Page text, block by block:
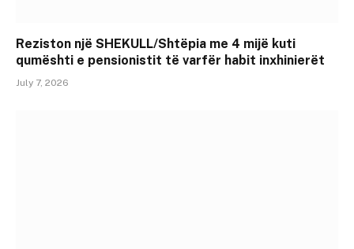
Reziston një SHEKULL/Shtëpia me 4 mijë kuti
qumështi e pensionistit të varfër habit inxhinierët
July 7, 2026